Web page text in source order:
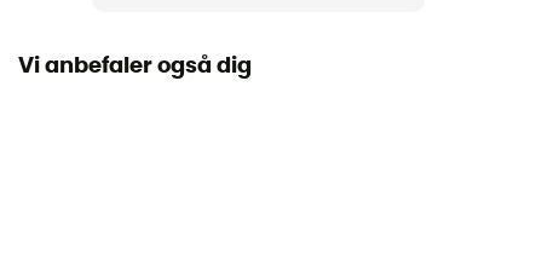
Label
Vi anbefaler også dig